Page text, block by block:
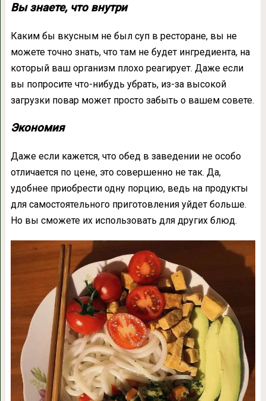
Вы знаете, что внутри
Каким бы вкусным не был суп в ресторане, вы не
можете точно знать, что там не будет ингредиента, на
который ваш организм плохо реагирует. Даже если
вы попросите что-нибудь убрать, из-за высокой
загрузки повар может просто забыть о вашем совете.
Экономия
Даже если кажется, что обед в заведении не особо
отличается по цене, это совершенно не так. Да,
удобнее приобрести одну порцию, ведь на продукты
для самостоятельного приготовления уйдет больше.
Но вы сможете их использовать для других блюд.